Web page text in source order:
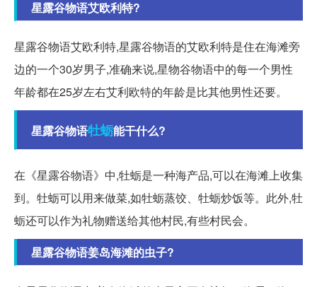
星露谷物语艾欧利特?
星露谷物语艾欧利特,星露谷物语的艾欧利特是住在海滩旁
边的一个30岁男子,准确来说,星物谷物语中的每一个男性
年龄都在25岁左右艾利欧特的年龄是比其他男性还要。
星露谷物语牡蛎能干什么?
在《星露谷物语》中,牡蛎是一种海产品,可以在海滩上收集
到。牡蛎可以用来做菜,如牡蛎蒸饺、牡蛎炒饭等。此外,牡
蛎还可以作为礼物赠送给其他村民,有些村民会。
星露谷物语姜岛海滩的虫子?